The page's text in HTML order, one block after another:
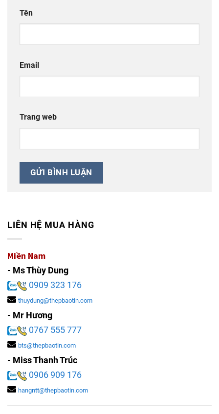
Tên
Email
Trang web
LIÊN HỆ MUA HÀNG
Miền Nam
- Ms Thùy Dung
0909 323 176
thuydung@thepbaotin.com
- Mr Hương
0767 555 777
bts@thepbaotin.com
- Miss Thanh Trúc
0906 909 176
hangntt@thepbaotin.com